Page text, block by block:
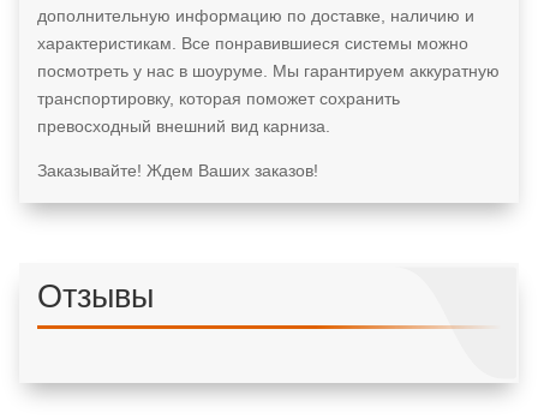
дополнительную информацию по доставке, наличию и
характеристикам. Все понравившиеся системы можно
посмотреть у нас в шоуруме. Мы гарантируем аккуратную
транспортировку, которая поможет сохранить
превосходный внешний вид карниза.
Заказывайте! Ждем Ваших заказов!
Отзывы